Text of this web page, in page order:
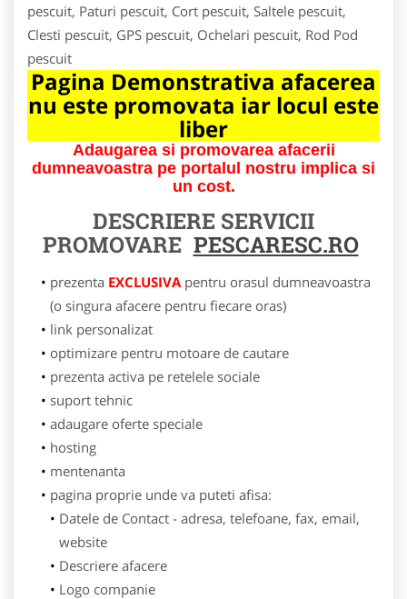
pescuit, Paturi pescuit, Cort pescuit, Saltele pescuit,
Clesti pescuit, GPS pescuit, Ochelari pescuit, Rod Pod
pescuit
Pagina Demonstrativa afacerea
nu este promovata iar locul este
liber
Adaugarea si promovarea afacerii
dumneavoastra pe portalul nostru implica si
un cost.
DESCRIERE SERVICII
PROMOVARE PESCARESC.RO
prezenta EXCLUSIVApentru orasul dumneavoastra
(o singura afacere pentru fiecare oras)
link personalizat
optimizare pentru motoare de cautare
prezenta activa pe retelele sociale
suport tehnic
adaugare oferte speciale
hosting
mentenanta
pagina proprie unde va puteti afisa:
Datele de Contact - adresa, telefoane, fax, email,
website
Descriere afacere
Logo companie